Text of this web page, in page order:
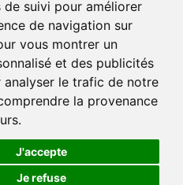
suivi pour améliorer
de navigation sur
vous montrer un
et des publicités
analyser le trafic de notre
la provenance
J'accepte
Je refuse
MODES DE LIVRAISON